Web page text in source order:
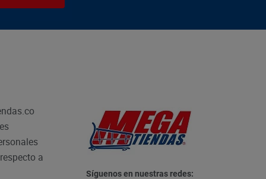
a
Síguenos en nuestras redes: